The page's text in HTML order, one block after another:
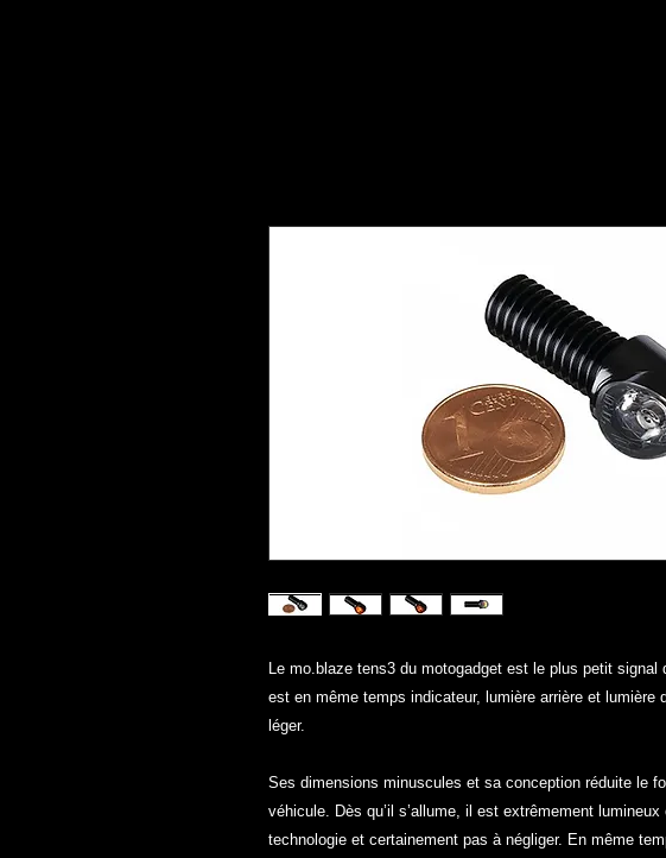
Le mo.blaze tens3 du motogadget est le plus petit signal
est en même temps indicateur, lumière arrière et lumière
léger.
Ses dimensions minuscules et sa conception réduite le
véhicule. Dès qu’il s’allume, il est extrêmement
technologie et certainement pas à négliger. En même